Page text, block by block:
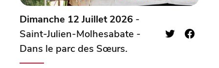
Dimanche 12 Juillet 2026 -
Saint-Julien-Molhesabate -
Dans le parc des Sœurs.